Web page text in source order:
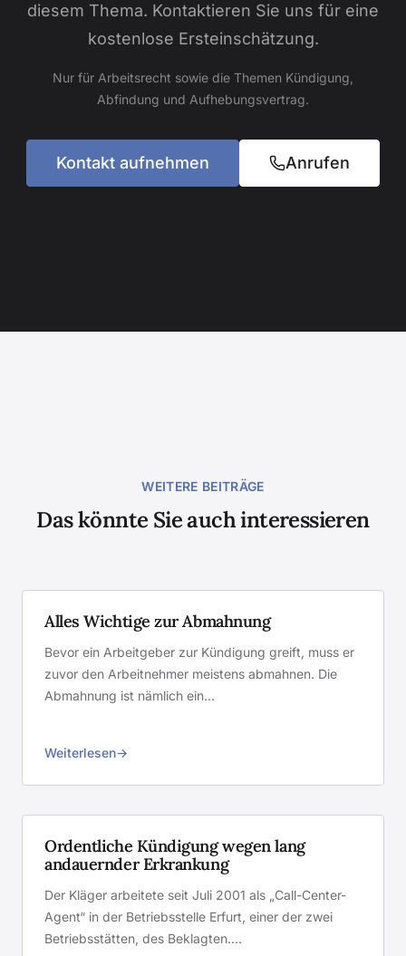
diesem Thema. Kontaktieren Sie uns für eine
kostenlose Ersteinschätzung.
Nur für Arbeitsrecht sowie die Themen Kündigung,
Abfindung und Aufhebungsvertrag.
Kontakt aufnehmen Anrufen
WEITERE BEITRÄGE
Das könnte Sie auch interessieren
Alles Wichtige zur Abmahnung
Bevor ein Arbeitgeber zur Kündigung greift, muss er
zuvor den Arbeitnehmer meistens abmahnen. Die
Abmahnung ist nämlich ein…
Weiterlesen
Ordentliche Kündigung wegen lang
andauernder Erkrankung
Der Kläger arbeitete seit Juli 2001 als „Call-Center-
Agent“ in der Betriebsstelle Erfurt, einer der zwei
Betriebsstätten, des Beklagten.…